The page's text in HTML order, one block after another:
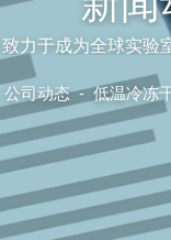
致力于成为全球实验
公司动态 -低温冷冻